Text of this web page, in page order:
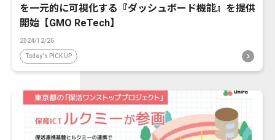
を一元的に可視化する『ダッシュボード機能』を提供
開始【GMO ReTech】
2024/12/26
Today's PICK UP